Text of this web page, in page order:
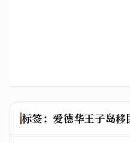
标签：爱德华王子岛移